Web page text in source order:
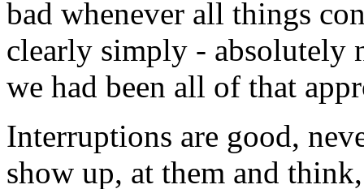
bad whenever all things
clearly simply - absolutely
we had been all of that
Interruptions are good,
show up, at them and